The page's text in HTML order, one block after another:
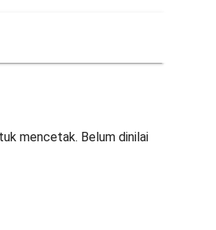
mencetak. Belum dinilai